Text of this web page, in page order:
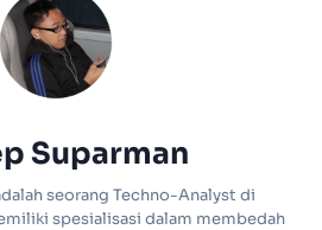
Suparman
seorang Techno-Analyst di
spesialisasi dalam membedah